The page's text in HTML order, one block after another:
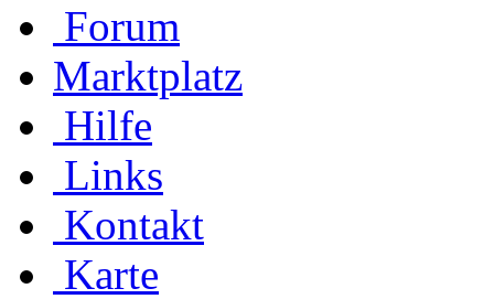
Forum
Marktplatz
Hilfe
Links
Kontakt
Karte